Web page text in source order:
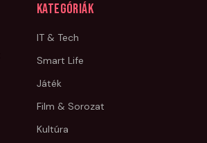
Kategóriák
IT & Tech
Smart Life
Játék
Film & Sorozat
Kultúra